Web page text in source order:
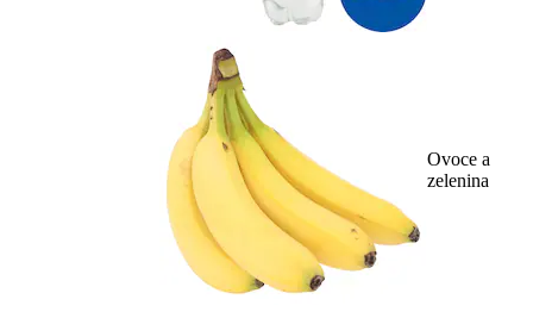
Ovoce a
zelenina